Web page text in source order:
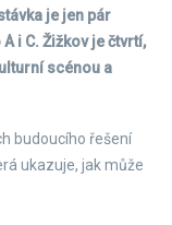
je jen pár
i C. Žižkov je čtvrtí,
scénou a
budoucího řešení
ukazuje, jak může